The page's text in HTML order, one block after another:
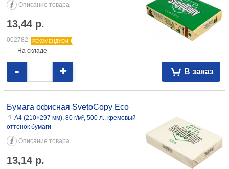
Описание товара
13,44 р.
002782 РЕКОМЕНДУЕМ
На складе
В заказ
- +
Бумага офисная SvetoCopy Eco
А4 (210×297 мм), 80 г/м², 500 л., кремовый
оттенок бумаги
Описание товара
13,14 р.